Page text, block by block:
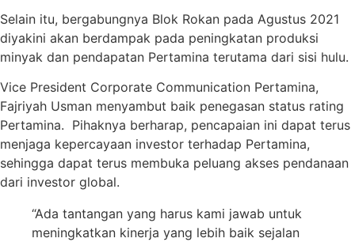
Selain itu, bergabungnya Blok Rokan pada Agustus 2021
diyakini akan berdampak pada peningkatan produksi
minyak dan pendapatan Pertamina terutama dari sisi hulu.
Vice President Corporate Communication Pertamina,
Fajriyah Usman menyambut baik penegasan status rating
Pertamina. Pihaknya berharap, pencapaian ini dapat terus
menjaga kepercayaan investor terhadap Pertamina,
sehingga dapat terus membuka peluang akses pendanaan
dari investor global.
“Ada tantangan yang harus kami jawab untuk
meningkatkan kinerja yang lebih baik sejalan